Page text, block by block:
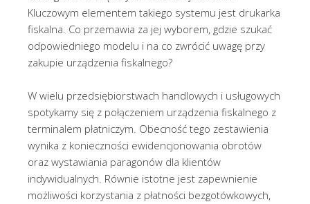
Kluczowym elementem takiego systemu jest drukarka
fiskalna. Co przemawia za jej wyborem, gdzie szukać
odpowiedniego modelu i na co zwrócić uwagę przy
zakupie urządzenia fiskalnego?
W wielu przedsiębiorstwach handlowych i usługowych
spotykamy się z połączeniem urządzenia fiskalnego z
terminalem płatniczym. Obecność tego zestawienia
wynika z konieczności ewidencjonowania obrotów
oraz wystawiania paragonów dla klientów
indywidualnych. Równie istotne jest zapewnienie
możliwości korzystania z płatności bezgotówkowych,